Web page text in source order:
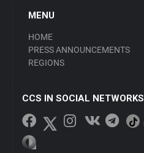
MENU
HOME
PRESS ANNOUNCEMENTS
REGIONS
CCS IN SOCIAL NETWORKS